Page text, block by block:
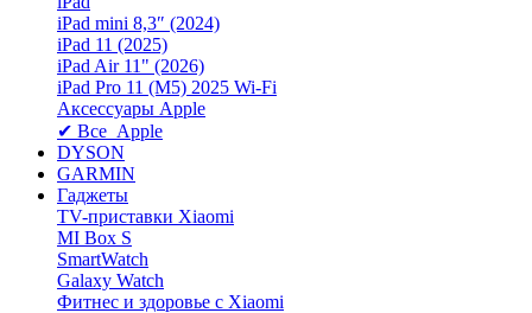
iPad mini 8,3″ (2024)
iPad 11 (2025)
iPad Air 11" (2026)
iPad Pro 11 (M5) 2025 Wi-Fi
Аксессуары Apple
✔ Все Apple
DYSON
GARMIN
Гаджеты
TV-приставки Xiaomi
MI Box S
SmartWatch
Galaxy Watch
Фитнес и здоровье с Xiaomi